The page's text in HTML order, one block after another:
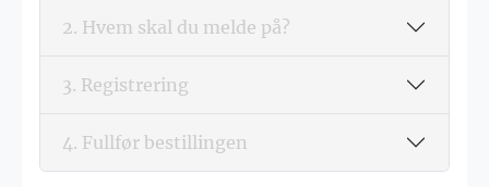
2. Hvem skal du melde på?
3. Registrering
4. Fullfør bestillingen